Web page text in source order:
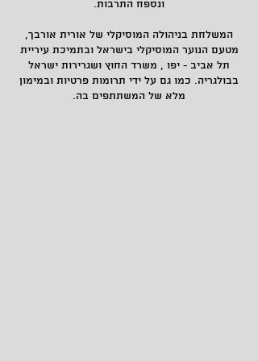
ונספח התרבות.
המשלחת בניהולה המוסיקלי של אורית אורבך,
מטעם הנוער המוסיקלי בישראל ובתמיכת עיריית
תל אביב - יפו , משרד החוץ ושגרירות ישראל
בבולגריה. כמו גם על ידי תרומות פרטיות ובמימון
מלא של המשתתפים בה.